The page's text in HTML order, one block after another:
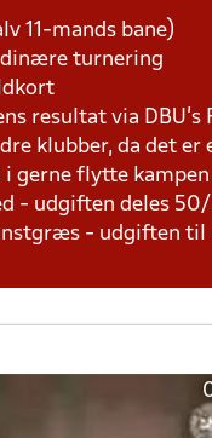
11-mands bane)
turnering
resultat via DBU's
klubber, da det
i gerne flytte
- udgiften deles
- udgiften